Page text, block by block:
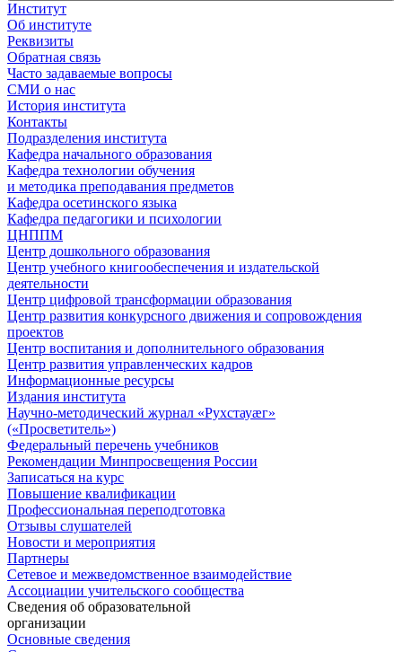
Институт
Об институте
Реквизиты
Обратная связь
Часто задаваемые вопросы
СМИ о нас
История института
Контакты
Подразделения института
Кафедра начального образования
Кафедра технологии обучения
и методика преподавания предметов
Кафедра осетинского языка
Кафедра педагогики и психологии
ЦНППМ
Центр дошкольного образования
Центр учебного книгообеспечения и издательской
деятельности
Центр цифровой трансформации образования
Центр развития конкурсного движения и сопровождения
проектов
Центр воспитания и дополнительного образования
Центр развития управленческих кадров
Информационные ресурсы
Издания института
Научно-методический журнал «Рухстауæг»
(«Просветитель»)
Федеральный перечень учебников
Рекомендации Минпросвещения России
Записаться на курс
Повышение квалификации
Профессиональная переподготовка
Отзывы слушателей
Новости и мероприятия
Партнеры
Сетевое и межведомственное взаимодействие
Ассоциации учительского сообщества
Сведения об образовательной
организации
Основные сведения